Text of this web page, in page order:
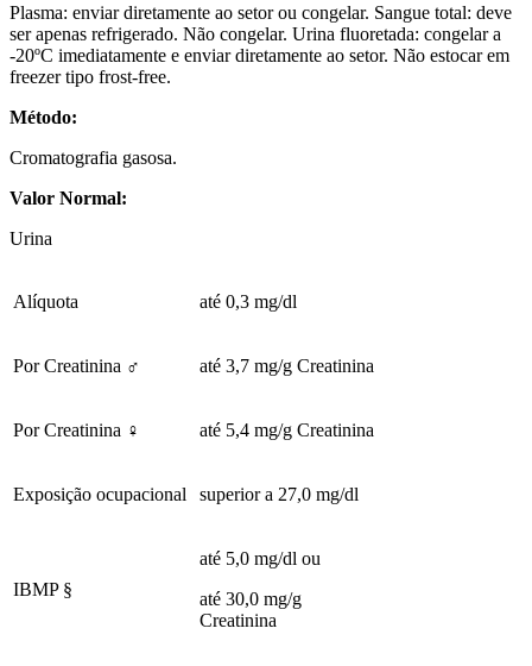
Plasma: enviar diretamente ao setor ou congelar. Sangue total: deve
ser apenas refrigerado. Não congelar. Urina fluoretada: congelar a
-20ºC imediatamente e enviar diretamente ao setor. Não estocar em
freezer tipo frost-free.
Método:
Cromatografia gasosa.
Valor Normal:
Urina
Alíquota até 0,3 mg/dl
Por Creatinina ♂ até 3,7 mg/g Creatinina
Por Creatinina ♀ até 5,4 mg/g Creatinina
Exposição ocupacional superior a 27,0 mg/dl
IBMP §
até 5,0 mg/dl ou
até 30,0 mg/g
Creatinina